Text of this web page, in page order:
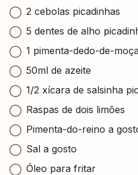
2 cebolas picadinhas
5 dentes de alho
1 pimenta-dedo-de-
50ml de azeite
1/2 xícara de salsinha
Raspas de dois limões
Pimenta-do-reino a
Sal a gosto
Óleo para fritar